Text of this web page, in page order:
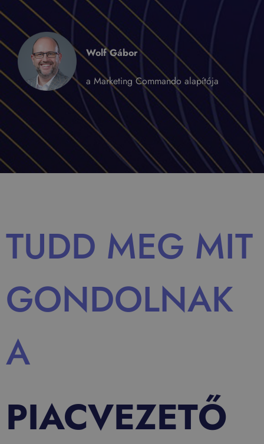
Wolf Gábor
a Marketing Commando alapítója
TUDD MEG MIT
GONDOLNAK
A
PIACVEZETŐ